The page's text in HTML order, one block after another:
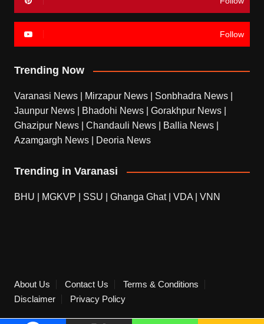
Follow
Trending Now
Varanasi News Mirzapur News Sonbhadra News
Jaunpur News
Bhadohi News Gorakhpur News
Ghazipur News
Chandauli News Ballia News
Azamgargh News
Deoria News
Trending in Varanasi
BHU MGKVP SSU Ghanga Ghat| VDA VNN
About Us Contact Us
Terms & Conditions
Disclaimer
Privacy Policy